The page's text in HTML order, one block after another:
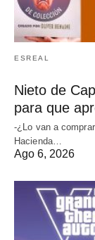
ESREAL
Nieto de
para que
-¿Lo van a
Hacienda…
Ago 6, 2026